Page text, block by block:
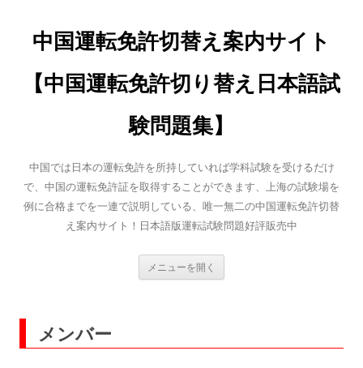
中国運転免許切替え案内サイト
【中国運転免許切り替え日本語試
験問題集】
中国では日本の運転免許を所持していれば学科試験を受けるだけ
で、中国の運転免許証を取得することができます、上海の試験場を
例に合格までを一連で説明している、唯一無二の中国運転免許切替
え案内サイト！日本語版運転試験問題好評販売中
キ
メンバー